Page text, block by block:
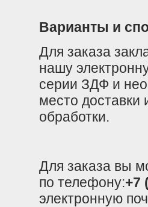
Варианты и
Для заказа
нашу
серии ЗДФ и
место
обработки.
Для заказа вы
по телефону:+7
электронную